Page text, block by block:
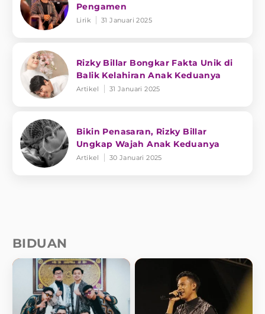
Pengamen
Lirik 31 Januari 2025
Rizky Billar Bongkar Fakta Unik di
Balik Kelahiran Anak Keduanya
Artikel 31 Januari 2025
Bikin Penasaran, Rizky Billar
Ungkap Wajah Anak Keduanya
Artikel 30 Januari 2025
BIDUAN